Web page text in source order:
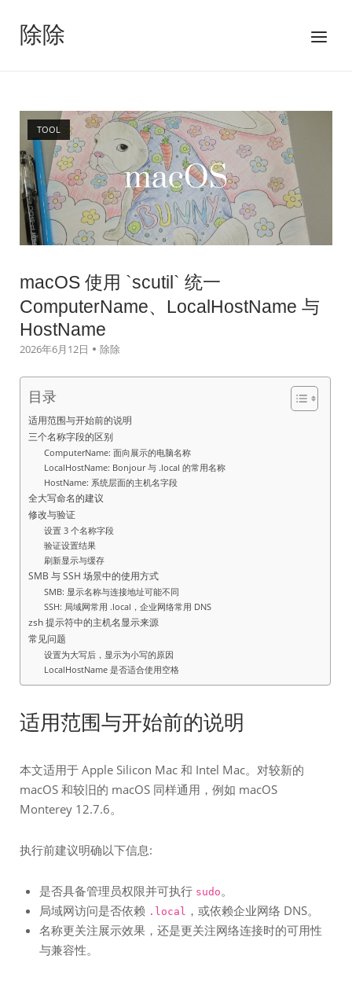
除除
菜
TOOL
macOS 使用 `scutil` 统一
ComputerName、LocalHostName 与
HostName
2026年6月12日 除除
目录
适用范围与开始前的说明
三个名称字段的区别
ComputerName: 面向展示的电脑名称
LocalHostName: Bonjour 与 .local 的常用名称
HostName: 系统层面的主机名字段
全大写命名的建议
修改与验证
设置 3 个名称字段
验证设置结果
刷新显示与缓存
SMB 与 SSH 场景中的使用方式
SMB: 显示名称与连接地址可能不同
SSH: 局域网常用 .local，企业网络常用 DNS
zsh 提示符中的主机名显示来源
常见问题
设置为大写后，显示为小写的原因
LocalHostName 是否适合使用空格
适用范围与开始前的说明
本文适用于 Apple Silicon Mac 和 Intel Mac。对较新的
macOS 和较旧的 macOS 同样通用，例如 macOS
Monterey 12.7.6。
执行前建议明确以下信息:
是否具备管理员权限并可执行 sudo 。
局域网访问是否依赖 .local ，或依赖企业网络 DNS。
名称更关注展示效果，还是更关注网络连接时的可用性
与兼容性。